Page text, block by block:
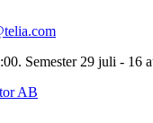
Semester 29 juli - 16